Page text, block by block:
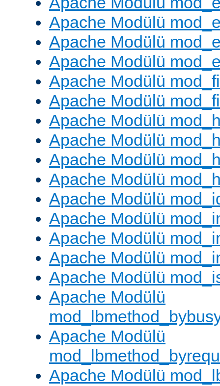
Apache Modülü
Apache Modülü
Apache Modülü
Apache Modülü
Apache Modülü
Apache Modülü
Apache Modülü
Apache Modülü
Apache Modülü
Apache Modülü
Apache Modülü
Apache Modülü
Apache Modülü
Apache Modülü
Apache Modülü
Apache Modülü
Apache Modülü